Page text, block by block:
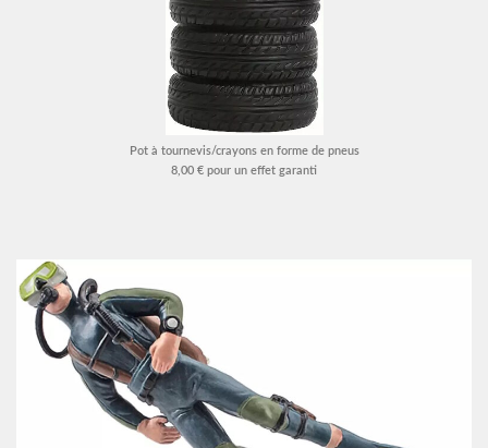
Pot à tournevis/crayons en forme de pneus
8,00 € pour un effet garanti